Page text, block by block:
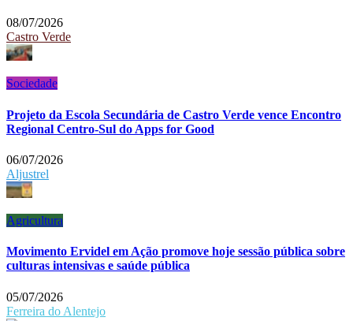
08/07/2026
Castro Verde
Sociedade
Projeto da Escola Secundária de Castro Verde vence Encontro
Regional Centro-Sul do Apps for Good
06/07/2026
Aljustrel
Agricultura
Movimento Ervidel em Ação promove hoje sessão pública sobre
culturas intensivas e saúde pública
05/07/2026
Ferreira do Alentejo